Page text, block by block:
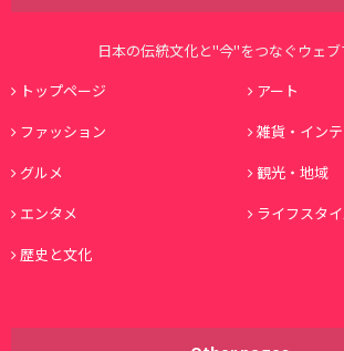
日本の伝統文化と"今"をつなぐウェ
トップページ
アート
ファッション
雑貨・イン
グルメ
観光・地域
エンタメ
ライフスタ
歴史と文化